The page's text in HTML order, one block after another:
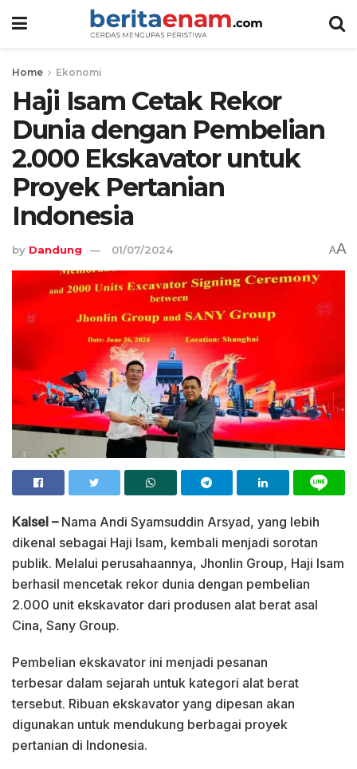
Home Ekonomi
Haji Isam Cetak Rekor
Dunia dengan Pembelian
2.000 Ekskavator untuk
Proyek Pertanian
Indonesia
by Dandung 01/07/2024 AA
Kalsel –Nama Andi Syamsuddin Arsyad, yang lebih
dikenal sebagai Haji Isam, kembali menjadi sorotan
publik. Melalui perusahaannya, Jhonlin Group, Haji Isam
berhasil mencetak rekor dunia dengan pembelian
2.000 unit ekskavator dari produsen alat berat asal
Cina, Sany Group.
Pembelian ekskavator ini menjadi pesanan
terbesar dalam sejarah untuk kategori alat berat
tersebut. Ribuan ekskavator yang dipesan akan
digunakan untuk mendukung berbagai proyek
pertanian di Indonesia.